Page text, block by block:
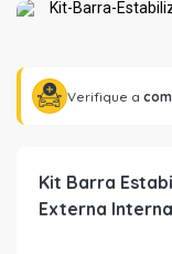
Verifique a
Kit Barra
Externa